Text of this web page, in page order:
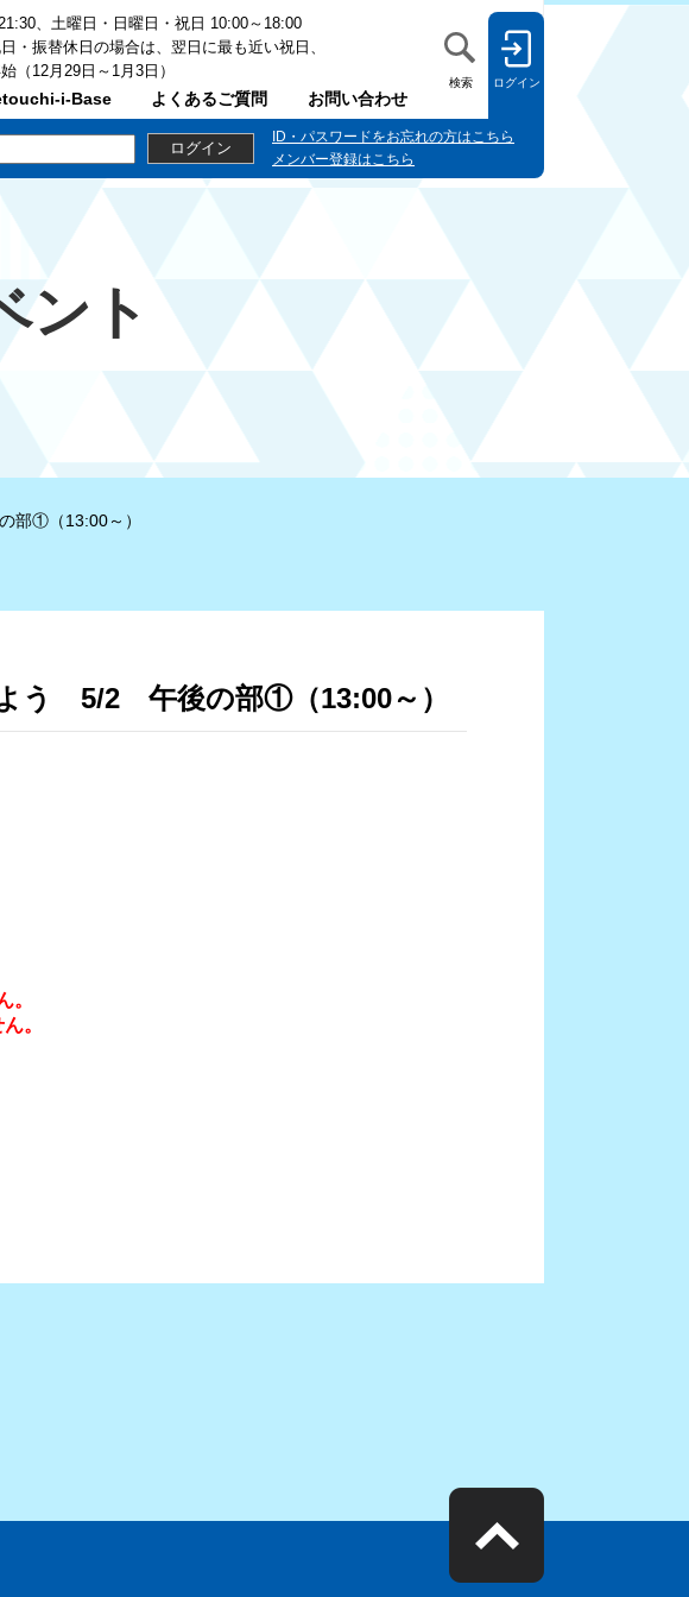
i-Base よくあるご質問 お問い合わせ
検索 ログイン
、土曜日・日曜日・祝日 10:00～18:00
・振替休日の場合は、翌日に最も近い祝日、
（12月29日～1月3日）
ント
部①（13:00～）
う 5/2 午後の部①（13:00～）